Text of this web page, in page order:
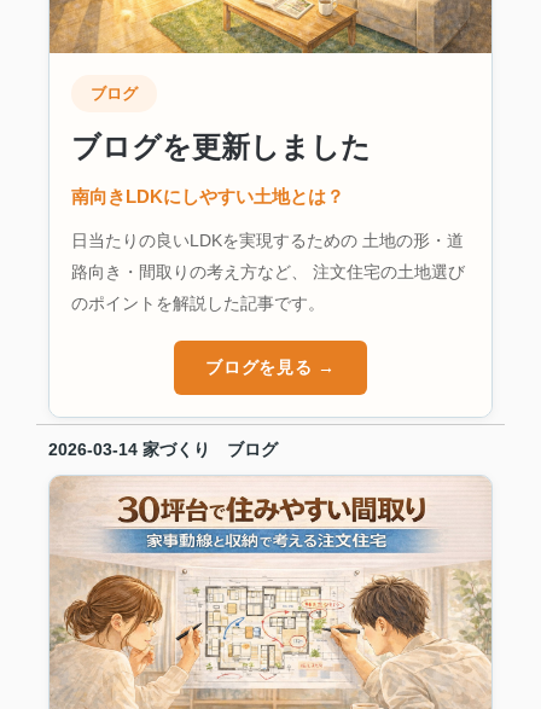
ブログ
ブログを更新しました
南向きLDKにしやすい土地とは？
日当たりの良いLDKを実現するための 土地の形・道
路向き・間取りの考え方など、 注文住宅の土地選び
のポイントを解説した記事です。
ブログを見る →
2026-03-14 家づくり ブログ